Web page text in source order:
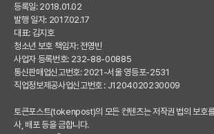
등록일: 2018.01.02
발행 일자: 2017.02.17
대표: 김지호
청소년 보호 책임자: 전영빈
사업자 등록번호: 232-88-00885
통신판매업신고번호: 2021-서울 영등포-2531
직업정보제공사업신고번호 : J1204020230009
토큰포스트(tokenpost)의 모든 컨텐츠는 저작권 법의 보호
사, 배포 등을 금합니다.